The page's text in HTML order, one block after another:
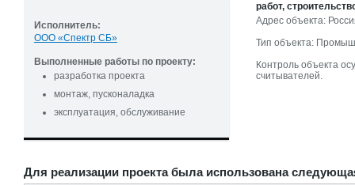
Исполнитель:
ООО «Спектр СБ»
Выполненные работы по проекту:
разработка проекта
монтаж, пусконаладка
эксплуатация, обслуживание
работ,
Адрес объекта:
Тип объекта:
Контроль объекта
считывателей.
Для реализации проекта была использована